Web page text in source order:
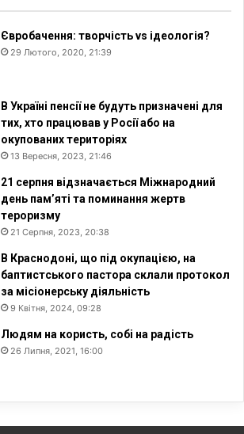
Євробачення: творчість vs ідеологія?
29 Лютого, 2020, 21:39
В Україні пенсії не будуть призначені для
тих, хто працював у Росії або на
окупованих територіях
13 Вересня, 2023, 21:46
21 серпня відзначається Міжнародний
день пам’яті та поминання жертв
тероризму
21 Серпня, 2023, 20:38
В Краснодоні, що під окупацією, на
баптистського пастора склали протокол
за місіонерську діяльність
9 Квітня, 2024, 09:28
Людям на користь, собі на радість
26 Липня, 2021, 16:00